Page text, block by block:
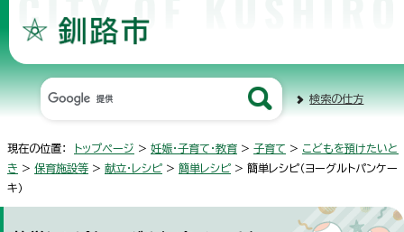
検索の仕方
現在の位置： トップページ > 妊娠・子育て・教育 > 子育て > こどもを預けたいと
き > 保育施設等 > 献立・レシピ > 簡単レシピ > 簡単レシピ（ヨーグルトパンケー
キ）